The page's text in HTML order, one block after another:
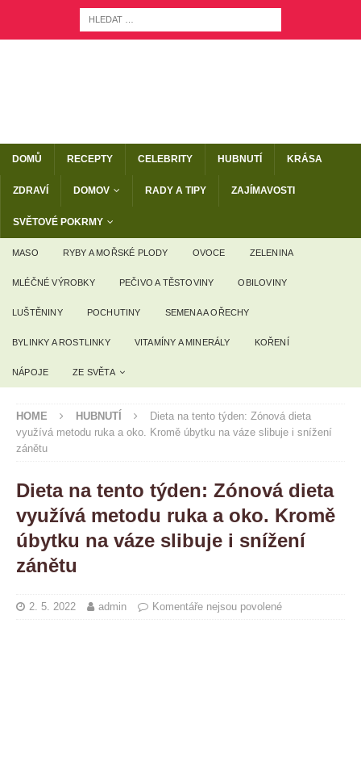
DOMŮ RECEPTY CELEBRITY HUBNUTÍ KRÁSA
ZDRAVÍ DOMOV RADY A TIPY ZAJÍMAVOSTI
SVĚTOVÉ POKRMY
MASO RYBY A MOŘSKÉ PLODY OVOCE ZELENINA
MLÉČNÉ VÝROBKY PEČIVO A TĚSTOVINY OBILOVINY
LUŠTĚNINY POCHUTINY SEMENA A OŘECHY
BYLINKY A ROSTLINKY VITAMÍNY A MINERÁLY KOŘENÍ
NÁPOJE ZE SVĚTA
HOME HUBNUTÍ
Dieta na tento týden: Zónová dieta
využívá metodu ruka a oko. Kromě úbytku na váze slibuje i snížení
zánětu
Dieta na tento týden: Zónová dieta
využívá metodu ruka a oko. Kromě
úbytku na váze slibuje i snížení
zánětu
2. 5. 2022 admin Komentáře nejsou povolené